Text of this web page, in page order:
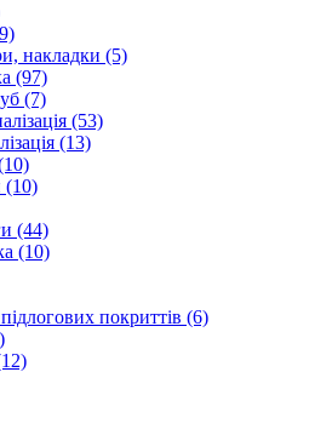
накладки (5)
(97)
(7)
(53)
(13)
(10)
(44)
(10)
покриттів (6)